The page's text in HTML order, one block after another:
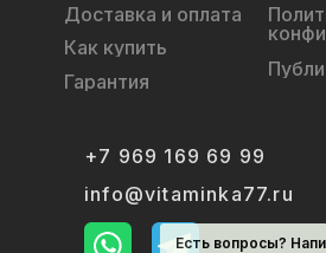
Есть вопросы?
+7 969 169 69 99
info@vitaminka77.ru
Доставка и оплата
Как купить
Гарантия